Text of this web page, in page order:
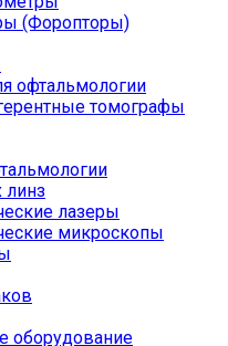
(Форопторы)
офтальмологии
томографы
линз
лазеры
микроскопы
оборудование